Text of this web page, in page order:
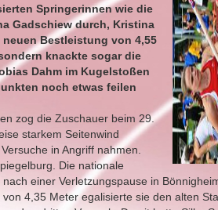
Springerinnen wie die
Gadschiew durch, Kristina
Bestleistung von 4,55
knackte sogar die
Dahm im Kugelstoßen
noch etwas feilen
zog die Zuschauer beim 29.
starkem Seitenwind
in Angriff nahmen.
Die nationale
einer Verletzungspause in
4,35 Meter egalisierte sie den alten